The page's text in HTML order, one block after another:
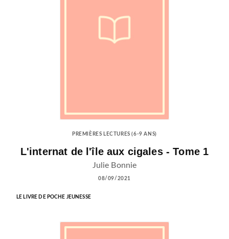
PREMIÈRES LECTURES (6-9 ANS)
L'internat de l'île aux cigales - Tome 1
Julie Bonnie
08/09/2021
LE LIVRE DE POCHE JEUNESSE